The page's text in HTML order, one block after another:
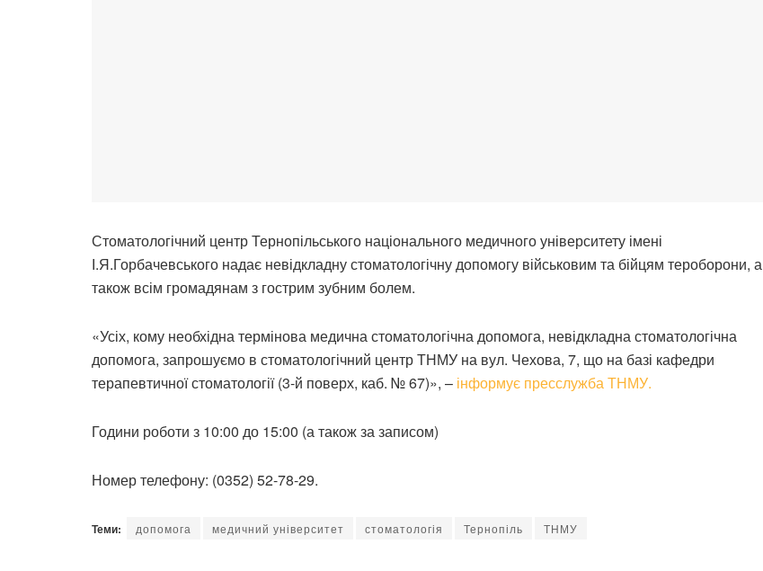
Стоматологічний центр Тернопільського національного медичного університету імені
І.Я.Горбачевського надає невідкладну стоматологічну допомогу військовим та бійцям тероборони, а
також всім громадянам з гострим зубним болем.
«Усіх, кому необхідна термінова медична стоматологічна допомога, невідкладна стоматологічна
допомога, запрошуємо в стоматологічний центр ТНМУ на вул. Чехова, 7, що на базі кафедри
терапевтичної стоматології (3-й поверх, каб. № 67)», – інформує пресслужба ТНМУ.
Години роботи з 10:00 до 15:00 (а також за записом)
Номер телефону: (0352) 52-78-29.
Теми: допомога медичний університет стоматологія Тернопіль ТНМУ